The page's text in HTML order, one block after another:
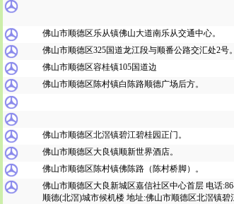
佛山市顺德区乐从镇佛山大道南乐从交通中心。
佛山市顺德区325国道龙江段与顺番公路交汇处2号。
佛山市顺德区容桂镇105国道边
佛山市顺德区陈村镇白陈路顺德广场后方。
佛山市顺德区北滘镇碧江碧桂园正门。
佛山市顺德区大良镇顺新世界酒店。
佛山市顺德区陈村镇佛陈路（陈村桥脚）。
佛山市顺德区大良新城区嘉信社区中心首层 电话
顺德(北滘)城市候机楼 地址:佛山市顺德区北滘镇碧